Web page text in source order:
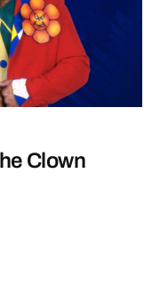
Clown